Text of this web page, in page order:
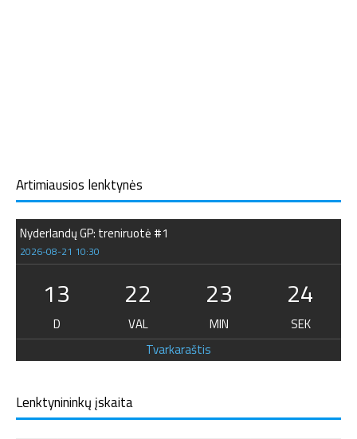
Artimiausios lenktynės
Nyderlandų GP: treniruotė #1
2026-08-21 10:30
13
D
22
VAL
23
MIN
23
SEK
Tvarkaraštis
Lenktynininkų įskaita